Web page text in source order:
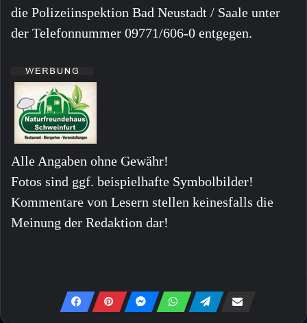
die Polizeiinspektion Bad Neustadt / Saale unter
der Telefonnummer 09771/606-0 entgegen.
Alle Angaben ohne Gewähr!
Fotos sind ggf. beispielhafte Symbolbilder!
Kommentare von Lesern stellen keinesfalls die
Meinung der Redaktion dar!